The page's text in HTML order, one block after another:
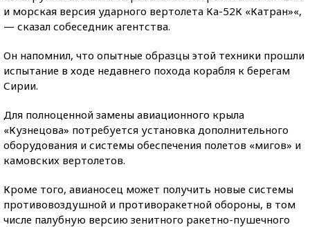
и морская версия ударного вертолета Ка-52К «Катран»«,
— сказал собеседник агентства.
Он напомнил, что опытные образцы этой техники прошли
испытание в ходе недавнего похода корабля к берегам
Сирии.
Для полноценной замены авиационного крыла
«Кузнецова» потребуется установка дополнительного
оборудования и системы обеспечения полетов «мигов» и
камовских вертолетов.
Кроме того, авианосец может получить новые системы
противовоздушной и противоракетной обороны, в том
числе палубную версию зенитного ракетно-пушечного